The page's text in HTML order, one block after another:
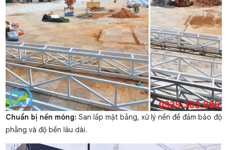
Chuẩn bị nền móng:San lấp mặt bằng, xử lý nền để đảm bảo độ
phẳng và độ bền lâu dài.